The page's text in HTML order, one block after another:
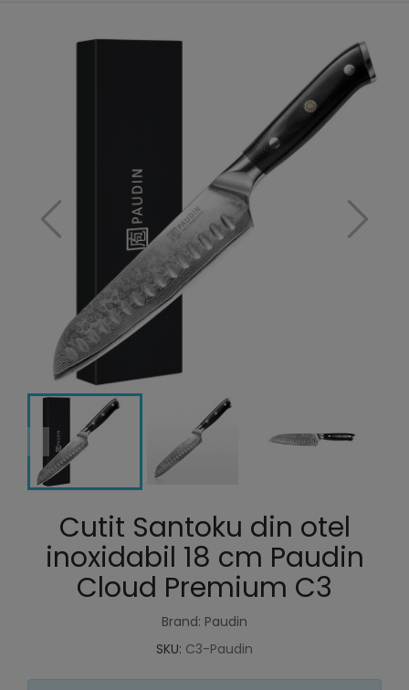
Cutit Santoku din otel
inoxidabil 18 cm Paudin
Cloud Premium C3
Brand: Paudin
SKU: C3-Paudin